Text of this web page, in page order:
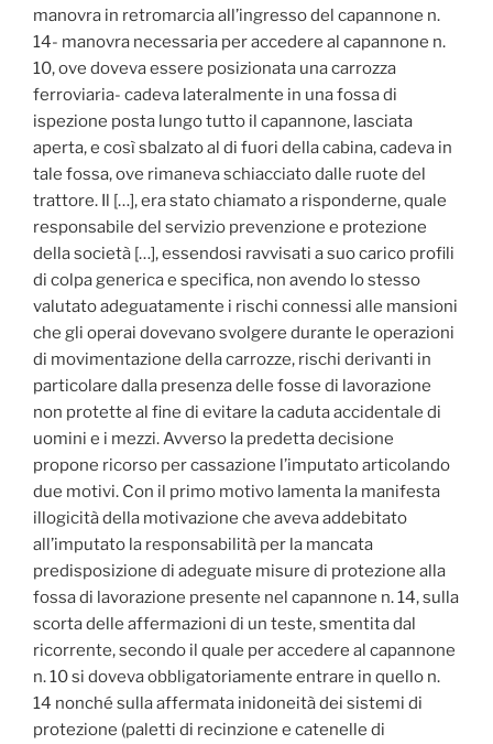
manovra in retromarcia all’ingresso del capannone n.
14- manovra necessaria per accedere al capannone n.
10, ove doveva essere posizionata una carrozza
ferroviaria- cadeva lateralmente in una fossa di
ispezione posta lungo tutto il capannone, lasciata
aperta, e così sbalzato al di fuori della cabina, cadeva in
tale fossa, ove rimaneva schiacciato dalle ruote del
trattore. Il […], era stato chiamato a risponderne, quale
responsabile del servizio prevenzione e protezione
della società […], essendosi ravvisati a suo carico profili
di colpa generica e specifica, non avendo lo stesso
valutato adeguatamente i rischi connessi alle mansioni
che gli operai dovevano svolgere durante le operazioni
di movimentazione della carrozze, rischi derivanti in
particolare dalla presenza delle fosse di lavorazione
non protette al fine di evitare la caduta accidentale di
uomini e i mezzi. Avverso la predetta decisione
propone ricorso per cassazione l’imputato articolando
due motivi. Con il primo motivo lamenta la manifesta
illogicità della motivazione che aveva addebitato
all’imputato la responsabilità per la mancata
predisposizione di adeguate misure di protezione alla
fossa di lavorazione presente nel capannone n. 14, sulla
scorta delle affermazioni di un teste, smentita dal
ricorrente, secondo il quale per accedere al capannone
n. 10 si doveva obbligatoriamente entrare in quello n.
14 nonché sulla affermata inidoneità dei sistemi di
protezione (paletti di recinzione e catenelle di